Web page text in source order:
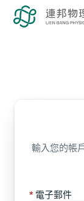
輸入您的帳
電子郵件